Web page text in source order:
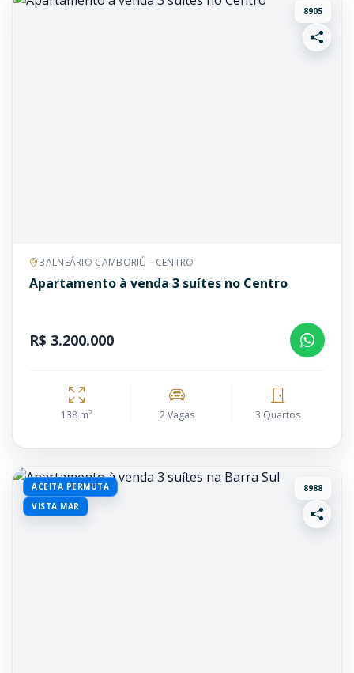
8905
BALNEÁRIO CAMBORIÚ - CENTRO
Apartamento à venda 3 suítes no Centro
R$ 3.200.000
138 m² 2 Vagas 3 Quartos
ACEITA PERMUTA
VISTA MAR
8988